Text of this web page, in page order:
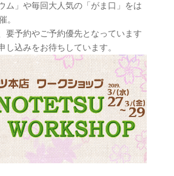
ム」や毎回大人気の「がま口」をは
。
要予約やご予約優先となっています
し込みをお待ちしています。